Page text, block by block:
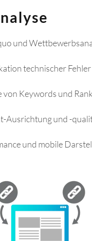
und
technischer Fehler
von Keywords und
Ausrichtung und -
und mobile